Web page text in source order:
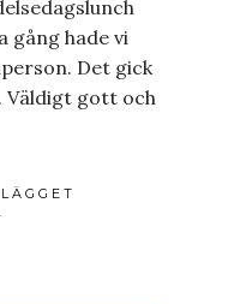
gång hade vi
Det gick
Väldigt gott och